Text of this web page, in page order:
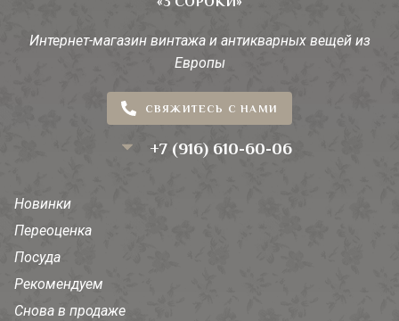
Интернет-магазин винтажа и антикварных вещей из
Европы
СВЯЖИТЕСЬ С НАМИ
+7 (916) 610-60-06
Новинки
Переоценка
Посуда
Рекомендуем
Снова в продаже